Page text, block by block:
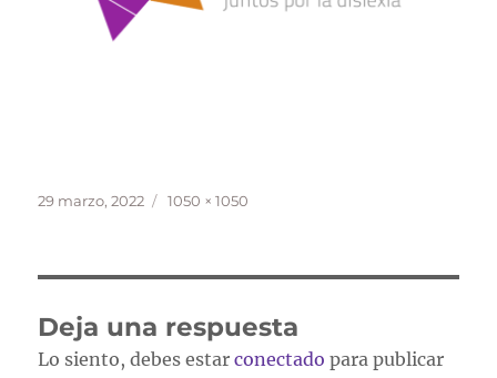
Publicado
29 marzo, 2022
Tamaño
1050 × 1050
Deja una respuesta
Lo siento, debes estarconectado para publicar